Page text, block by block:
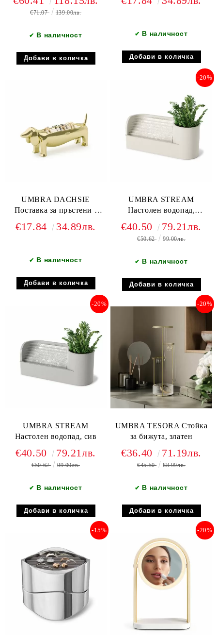
златен
€71.07 139.00лв.
✔ В наличност ✔ В наличност
UMBRA DACHSIE
Поставка за пръстени -
€17.84 34.89лв.
✔ В наличност
UMBRA STREAM
Настолен водопад,
-20%
€40.50 79.21лв.
€50.62 99.00лв.
✔ В наличност
UMBRA STREAM
Настолен водопад, сив
-20%
€40.50 79.21лв.
€50.62 99.00лв.
✔ В наличност
UMBRA TESORA Стойка
за бижута, златен
-20%
€36.40 71.19лв.
€45.50 88.99лв.
✔ В наличност
-15% -20%